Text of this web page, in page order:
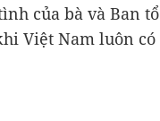
của bà và Ban tổ
Việt Nam luôn có